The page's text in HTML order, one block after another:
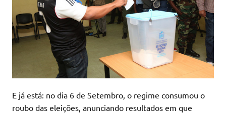
E já está: no dia 6 de Setembro, o regime consumou o
roubo das eleições, anunciando resultados em que